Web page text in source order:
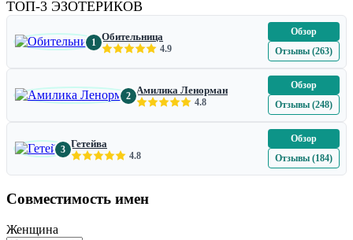
ТОП-3 ЭЗОТЕРИКОВ
1 Обительница
4.9
Обзор
Отзывы (263)
2 Амилика Ленорман
4.8
Обзор
Отзывы (248)
3 Гетейва
4.8
Обзор
Отзывы (184)
Совместимость имен
Женщина